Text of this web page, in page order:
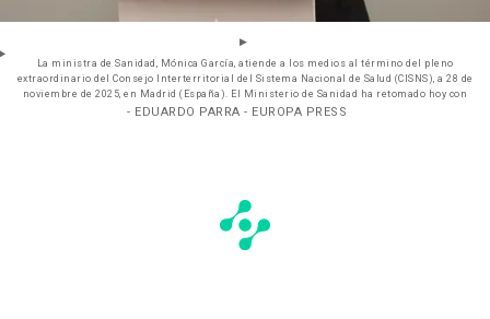
La ministra de Sanidad, Mónica García, atiende a los medios al término del pleno
extraordinario del Consejo Interterritorial del Sistema Nacional de Salud (CISNS), a 28 de
noviembre de 2025, en Madrid (España). El Ministerio de Sanidad ha retomado hoy con
- EDUARDO PARRA - EUROPA PRESS